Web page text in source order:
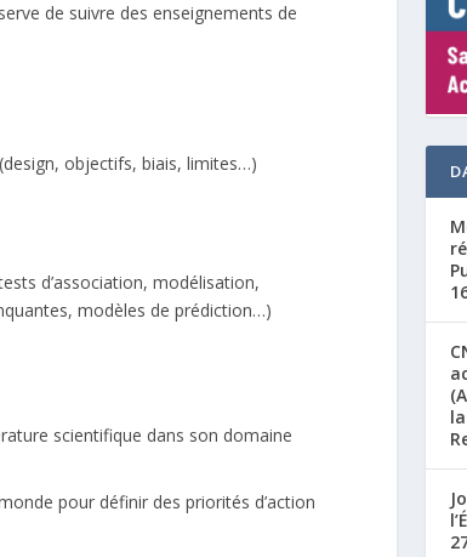
de suivre des enseignements de
objectifs, biais, limites…)
d’association, modélisation,
modèles de prédiction…)
scientifique dans son domaine
pour définir des priorités d’action